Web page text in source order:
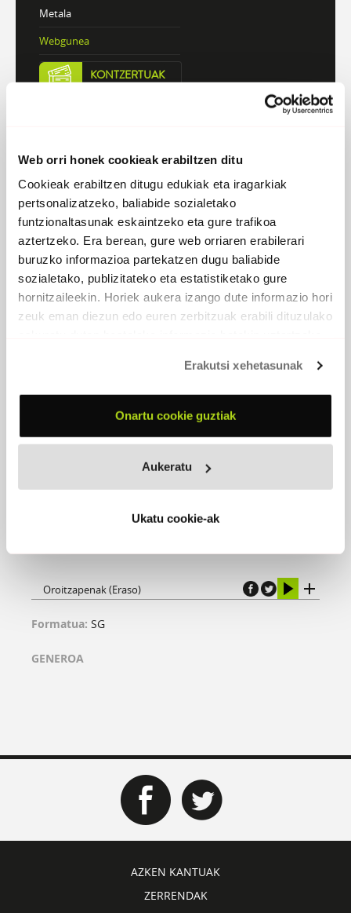
Web orri honek cookieak erabiltzen ditu
Cookieak erabiltzen ditugu edukiak eta iragarkiak
pertsonalizatzeko, baliabide sozialetako
funtzionaltasunak eskaintzeko eta gure trafikoa
aztertzeko. Era berean, gure web orriaren erabilerari
buruzko informazioa partekatzen dugu baliabide
sozialetako, publizitateko eta estatistiketako gure
hornitzaileekin. Horiek aukera izango dute informazio hori
zeuk eman diezun edo euren zerbitzuak erabili dituzulako
Erakutsi xehetasunak
Onartu cookie guztiak
Aukeratu
Ukatu cookie-ak
Metala
Webgunea
KONTZERTUAK
Atzera
OROITZAPENAK
Oroitzapenak (Eraso)
Formatua: SG
GENEROA
AZKEN KANTUAK
ZERRENDAK